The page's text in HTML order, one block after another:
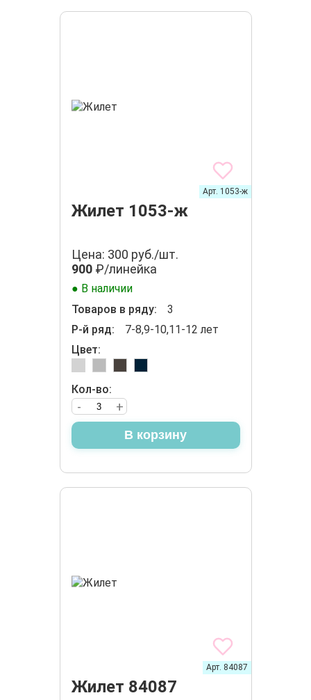
Жилет 1053-ж
Арт. 1053-ж
Цена: 300 руб./шт.
900₽/линейка
● В наличии
Товаров в ряду:
3
Р-й ряд:
7-8,9-10,11-12 лет
Цвет:
Кол-во:
+
-
В корзину
Жилет 84087
Арт. 84087